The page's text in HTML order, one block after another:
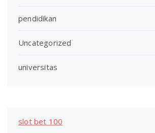
pendidikan
Uncategorized
universitas
slot bet 100